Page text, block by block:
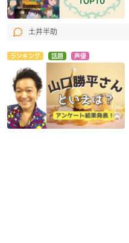
土井半助
ランキング 話題 声優